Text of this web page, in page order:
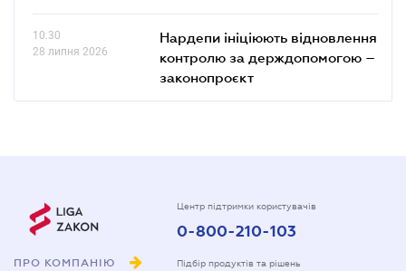
10.30
28 липня 2026
Нардепи ініціюють відновлення
контролю за держдопомогою –
законопроєкт
ПРО КОМПАНІЮ
Центр підтримки користувачів
0-800-210-103
Підбір продуктів та рішень